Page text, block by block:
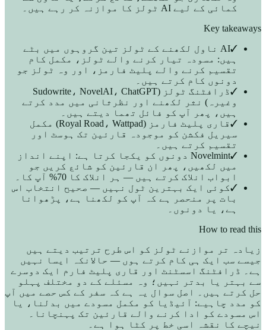
کمائی کے لیے AI ٹولز کا موازنہ کر رہے ہیں۔
Key takeaways
✓
AI ناول لکھنے کے ٹولز تین گروہوں میں بٹے
ہیں: مسودہ تیار کرنے والے ٹولز، مکمل کام
تقسیم کرنے والے پلیٹ فارمز، اور وہ ٹولز جو
دونوں کام کرتے ہیں۔
✓
ڈرافٹنگ ٹولز (Sudowrite، NovelAI، ChatGPT
وغیرہ) نثر لکھنے اور نظرثانی میں مدد کرتے
ہیں، پھر آپ کو فائل تھما دیتے ہیں۔
✓
قاری پلیٹ فارمز (Royal Road، Wattpad) مکمل
سیریل فکشن کو موجودہ قارئین تک ہوسٹ اور
تقسیم کرتے ہیں۔
✓
Novelmint دونوں کو یکجا کرتا ہے: اپنے انداز
میں لکھیں، پھر ان قارئین کو شائع کریں جو
ابواب انلاک کرتے ہیں — ہر انلاک کا 70% آپ کا۔
✓کوئی ایک بہترین ٹول نہیں — صحیح انتخاب اس
بات پر منحصر ہے کہ آپ کو لکھنا ہے، پڑھوانا
ہے، یا دونوں۔
How to read this
زیادہ تر موازنے ٹولز کو اس طرح ترتیب دیتے ہیں
جیسے سب ایک ہی کام کرتے ہوں — حالانکہ ایسا نہیں
ہے۔ ڈرافٹنگ اسسٹنٹ اور قاری پلیٹ فارم ایک دوسرے
سے بہتر یا بدتر نہیں؛ وہ مسئلے کے دو مختلف پہلو
حل کرتے ہیں۔ اصل سوال یہ ہے کہ سفر کے کس حصے میں آپ
کو مدد چاہیے: آئیڈیا کو مکمل مسودے میں بدلنا، یا
اس مسودے کو ادا کرنے والے قارئین تک پہنچانا۔
نیچے کا نقشہ اسی خط پر کٹا ہوا ہے۔